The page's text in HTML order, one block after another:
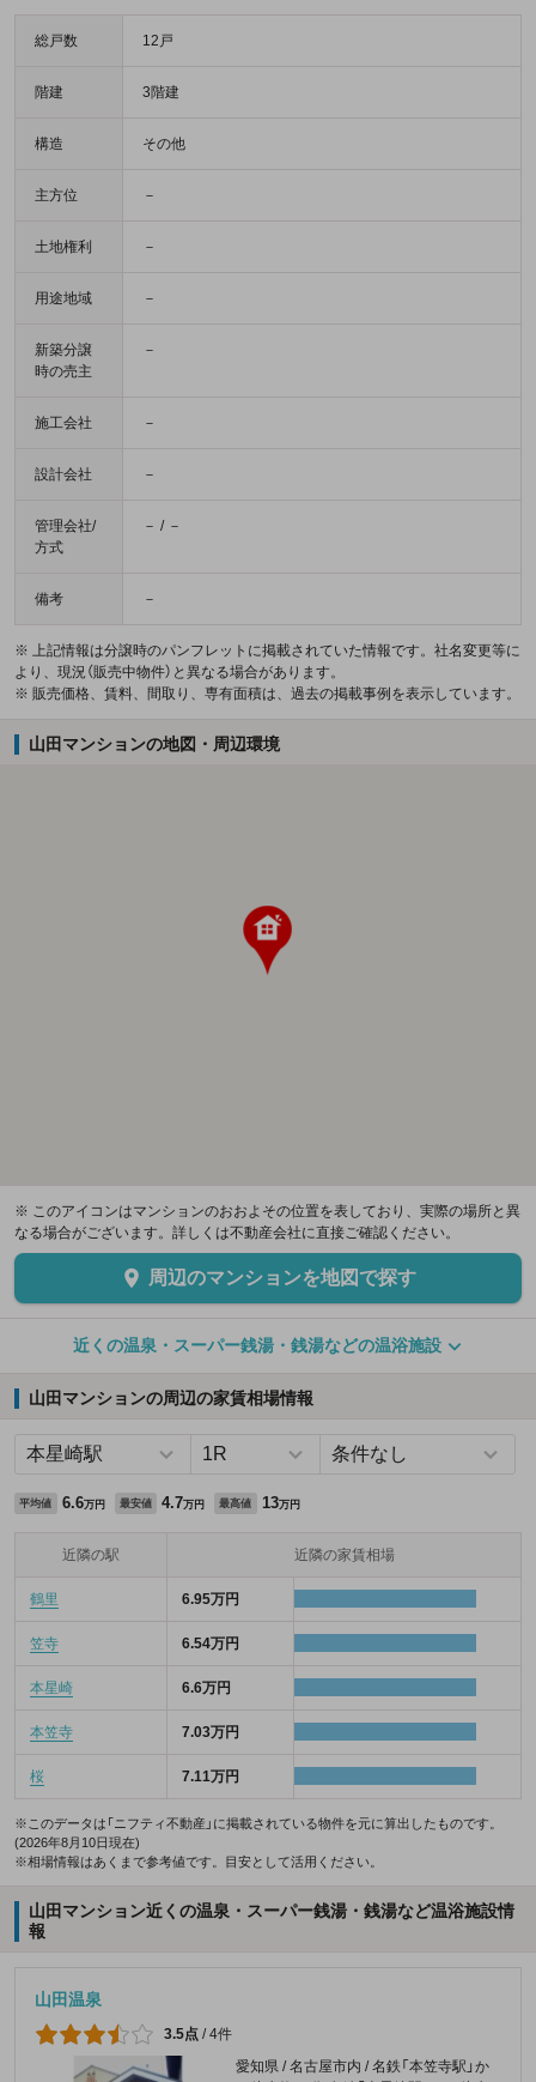
総戸数 12戸
階建 3階建
構造 その他
主方位 －
土地権利 －
用途地域 －
新築分譲
時の売主
－
施工会社 －
設計会社 －
管理会社/
方式
－ / －
備考 －
※ 上記情報は分譲時のパンフレットに掲載されていた情報です。社名変更等に
より、現況（販売中物件）と異なる場合があります。
※ 販売価格、賃料、間取り、専有面積は、過去の掲載事例を表示しています。
山田マンションの地図・周辺環境
※ このアイコンはマンションのおおよその位置を表しており、実際の場所と異
なる場合がございます。詳しくは不動産会社に直接ご確認ください。
周辺のマンションを地図で探す
近くの温泉・スーパー銭湯・銭湯などの温浴施設
山田マンションの周辺の家賃相場情報
平均値 6.6万円 最安値 4.7万円 最高値 13万円
近隣の駅 近隣の家賃相場
鶴里 6.95万円
笠寺 6.54万円
本星崎 6.6万円
本笠寺 7.03万円
桜 7.11万円
※このデータは「ニフティ不動産」に掲載されている物件を元に算出したものです。
(2026年8月10日現在)
※相場情報はあくまで参考値です。目安として活用ください。
山田マンション近くの温泉・スーパー銭湯・銭湯など温浴施設情
報
山田温泉
3.5点 /4件
愛知県 / 名古屋市内 / 名鉄「本笠寺駅」か